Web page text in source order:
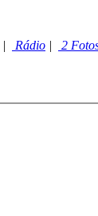
| Rádio | 2